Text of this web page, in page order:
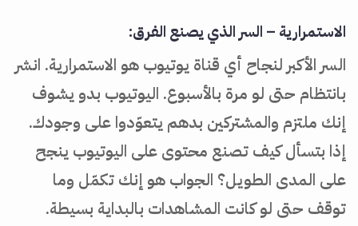
الاستمرارية – السر الذي يصنع الفرق:
السر الأكبر لنجاح أي قناة يوتيوب هو الاستمرارية. انشر
بانتظام حتى لو مرة بالأسبوع. اليوتيوب بدو يشوف
إنك ملتزم والمشتركين بدهم يتعوّدوا على وجودك.
إذا بتسأل كيف تصنع محتوى على اليوتيوب ينجح
على المدى الطويل؟ الجواب هو إنك تكمّل وما
توقف حتى لو كانت المشاهدات بالبداية بسيطة.